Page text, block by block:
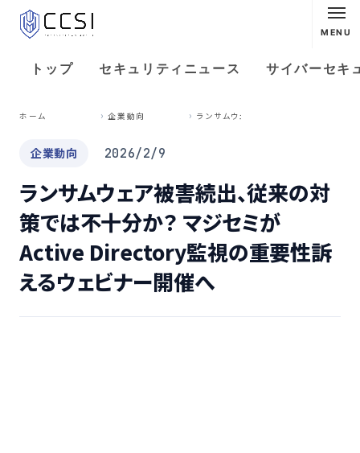
MENU
トップ セキュリティニュース サイバーセキ
ホーム 企業動向
企業動向 2026/2/9
ランサムウェア被害続出、従来の対
策では不十分か？ マジセミが
Active Directory監視の重要性訴
えるウェビナー開催へ